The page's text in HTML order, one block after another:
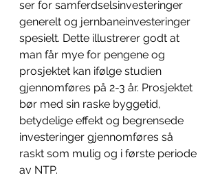
ser for samferdselsinvesteringer
generelt og jernbaneinvesteringer
spesielt. Dette illustrerer godt at
man får mye for pengene og
prosjektet kan ifølge studien
gjennomføres på 2-3 år. Prosjektet
bør med sin raske byggetid,
betydelige effekt og begrensede
investeringer gjennomføres så
raskt som mulig og i første periode
av NTP.